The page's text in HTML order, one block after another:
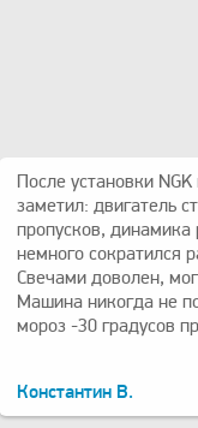
После установки
заметил: двигатель
пропусков, динамика
немного сократился
Свечами доволен,
Машина никогда не
мороз -30 градусов
Константин В.